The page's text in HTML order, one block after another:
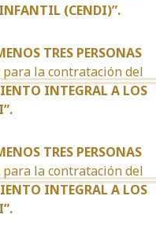
INFANTIL (CENDI)”.
TRES PERSONAS
para la contratación del
INTEGRAL A LOS
TRES PERSONAS
para la contratación del
INTEGRAL A LOS